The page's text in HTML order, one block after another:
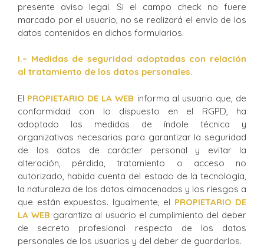
presente aviso legal. Si el campo check no fuere
marcado por el usuario, no se realizará el envío de los
datos contenidos en dichos formularios.
I.– Medidas de seguridad adoptadas con relación
al tratamiento de los datos personales.
El PROPIETARIO DE LA WEB informa al usuario que, de
conformidad con lo dispuesto en el RGPD, ha
adoptado las medidas de índole técnica y
organizativas necesarias para garantizar la seguridad
de los datos de carácter personal y evitar la
alteración, pérdida, tratamiento o acceso no
autorizado, habida cuenta del estado de la tecnología,
la naturaleza de los datos almacenados y los riesgos a
que están expuestos. Igualmente, el PROPIETARIO DE
LA WEB garantiza al usuario el cumplimiento del deber
de secreto profesional respecto de los datos
personales de los usuarios y del deber de guardarlos.